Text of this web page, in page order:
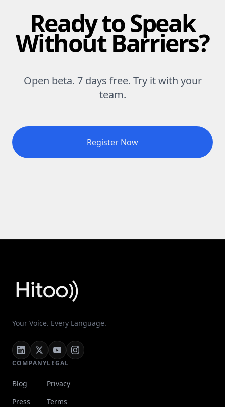
Ready to Speak
Without Barriers?
Open beta. 7 days free. Try it with your
team.
Register Now
Your Voice. Every Language.
COMPANY
Blog
Press
LEGAL
Privacy
Terms